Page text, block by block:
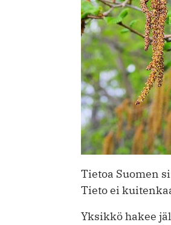
Tietoa Suomen
Tieto ei
Yksikkö hakee